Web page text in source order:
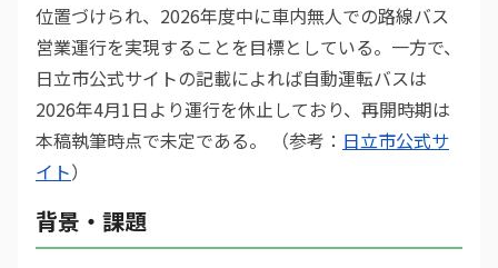
位置づけられ、2026年度中に車内無人での路線バス
営業運行を実現することを目標としている。一方で、
日立市公式サイトの記載によれば自動運転バスは
2026年4月1日より運行を休止しており、再開時期は
本稿執筆時点で未定である。 （参考： 日立市公式サ
イト）
背景・課題